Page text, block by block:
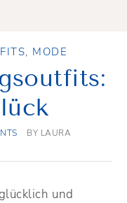
, MODE
BY LAURA
und